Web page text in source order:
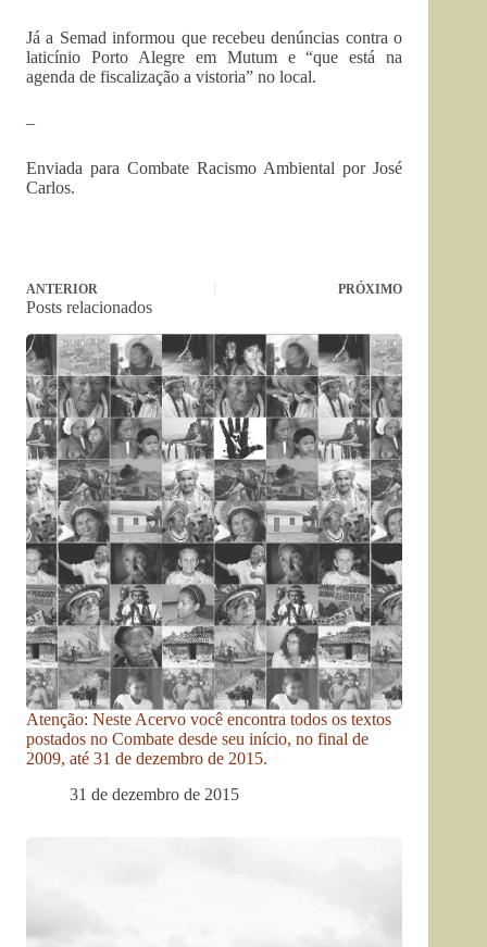
Já a Semad informou que recebeu denúncias contra o
laticínio Porto Alegre em Mutum e “que está na
agenda de fiscalização a vistoria” no local.
–
Enviada para Combate Racismo Ambiental por José
Carlos.
ANTERIOR PRÓXIMO
Posts relacionados
Atenção: Neste Acervo você encontra todos os textos
postados no Combate desde seu início, no final de
2009, até 31 de dezembro de 2015.
31 de dezembro de 2015